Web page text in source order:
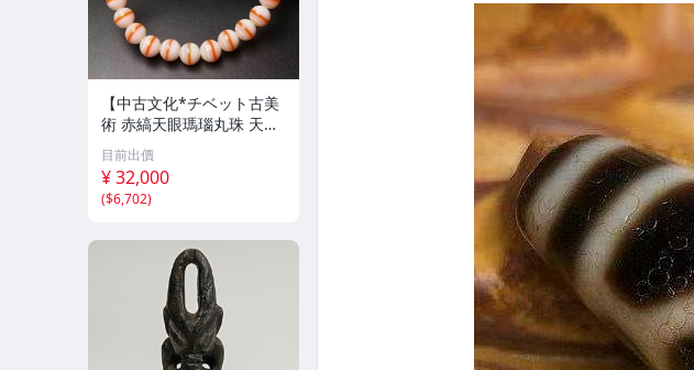
【中古文化*チベット古美
術 赤縞天眼瑪瑙丸珠 天地
天珠組み合わせブレスレッ
ト 縞瑪瑙 古玩 アンティー
ク お守り コレクション 腕
輪 】
目前出價
¥ 32,000
($6,702)